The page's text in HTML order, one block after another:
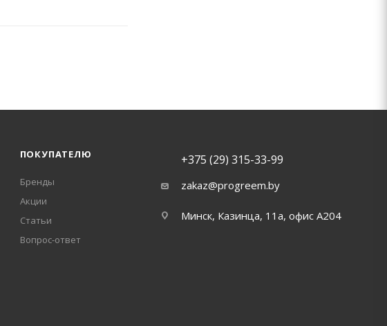
ПОКУПАТЕЛЮ
Бренды
Акции
Статьи
Вопрос-ответ
+375 (29) 315-33-99
zakaz@progreem.by
Минск, Казинца, 11а, офис А204